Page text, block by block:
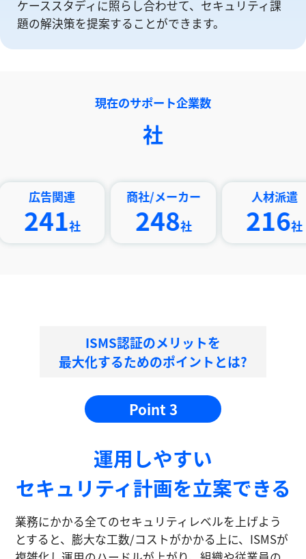
ケーススタディに照らし合わせて、セキュリティ課
題の解決策を提案することができます。
現在のサポート企業数
社
関連
社
商社/メーカー
社
人材派遣
社
ISMS認証のメリットを
最大化するためのポイントとは?
Point 3
運⽤しやすい
セキュリティ計画を⽴案できる
業務にかかる全てのセキュリティレベルを上げよう
とすると、膨大な工数/コストがかかる上に、ISMSが